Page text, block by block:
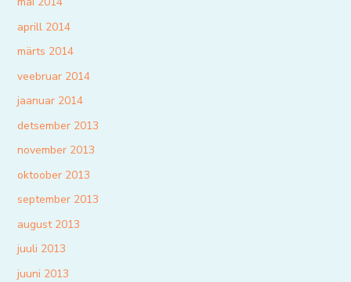
aprill 2014
märts 2014
veebruar 2014
jaanuar 2014
detsember 2013
november 2013
oktoober 2013
september 2013
august 2013
juuli 2013
juuni 2013